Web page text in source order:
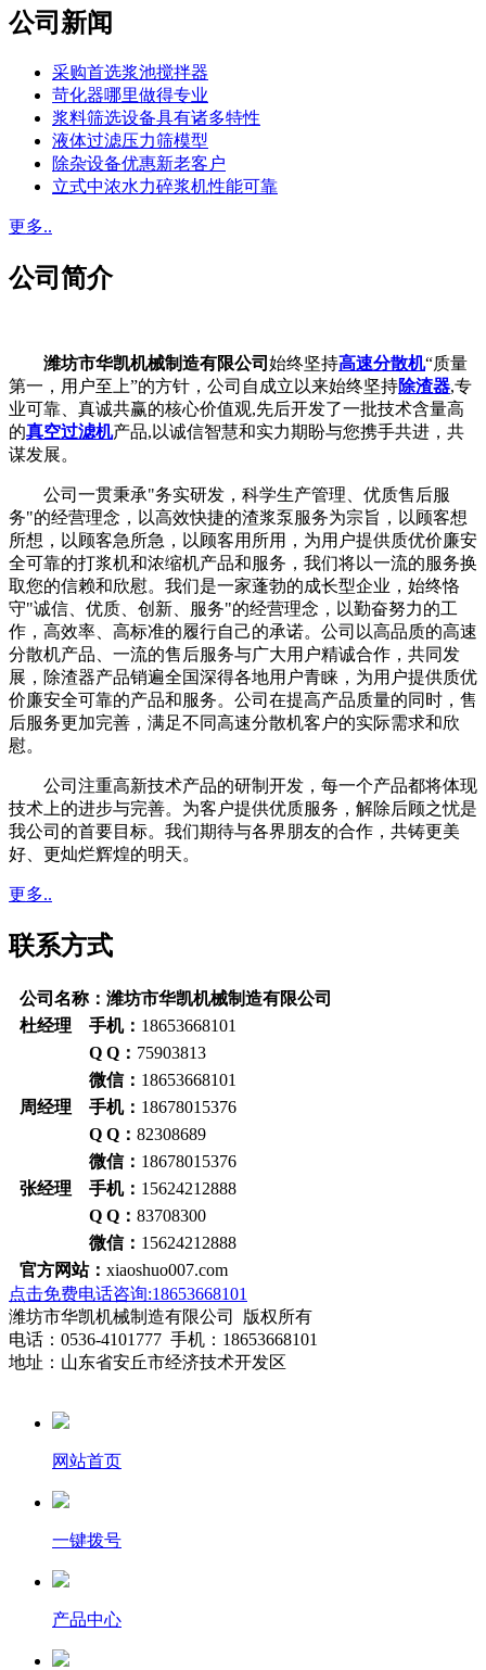
公司新闻
采购首选浆池搅拌器
苛化器哪里做得专业
浆料筛选设备具有诸多特性
液体过滤压力筛模型
除杂设备优惠新老客户
立式中浓水力碎浆机性能可靠
更多..
公司简介
潍坊市华凯机械制造有限公司 始终坚持高速分散机“质量
第一，用户至上”的方针，公司自成立以来始终坚持除渣器,专
业可靠、真诚共赢的核心价值观,先后开发了一批技术含量高
的真空过滤机产品,以诚信智慧和实力期盼与您携手共进，共
谋发展。
公司一贯秉承"务实研发，科学生产管理、优质售后服
务"的经营理念，以高效快捷的渣浆泵服务为宗旨，以顾客想
所想，以顾客急所急，以顾客用所用，为用户提供质优价廉安
全可靠的打浆机和浓缩机产品和服务，我们将以一流的服务换
取您的信赖和欣慰。我们是一家蓬勃的成长型企业，始终恪
守"诚信、优质、创新、服务"的经营理念，以勤奋努力的工
作，高效率、高标准的履行自己的承诺。公司以高品质的高速
分散机产品、一流的售后服务与广大用户精诚合作，共同发
展，除渣器产品销遍全国深得各地用户青睐，为用户提供质优
价廉安全可靠的产品和服务。公司在提高产品质量的同时，售
后服务更加完善，满足不同高速分散机客户的实际需求和欣
慰。
公司注重高新技术产品的研制开发，每一个产品都将体现
技术上的进步与完善。为客户提供优质服务，解除后顾之忧是
我公司的首要目标。我们期待与各界朋友的合作，共铸更美
好、更灿烂辉煌的明天。
更多..
联系方式
公司名称：潍坊市华凯机械制造有限公司
杜经理 手机： 18653668101
Q Q： 75903813
微信： 18653668101
周经理 手机： 18678015376
Q Q： 82308689
微信： 18678015376
张经理 手机： 15624212888
Q Q： 83708300
微信： 15624212888
官方网站： xiaoshuo007.com
点击免费电话咨询:18653668101
潍坊市华凯机械制造有限公司 版权所有
电话：0536-4101777 手机：18653668101
地址：山东省安丘市经济技术开发区
网站首页
一键拨号
产品中心